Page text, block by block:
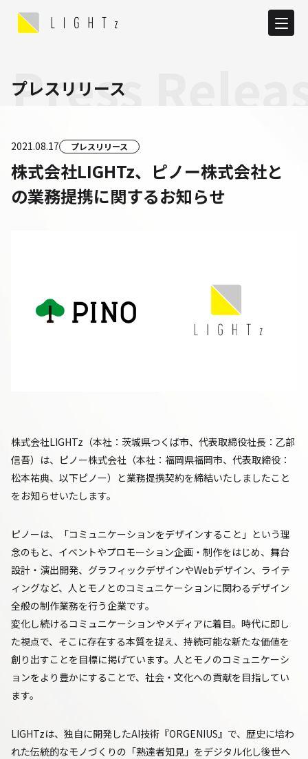
プレスリリース
Press
2021.08.17 プレスリリース
株式会社LIGHTz、ピノー株式会社と
の業務提携に関するお知らせ
株式会社LIGHTz（本社：茨城県つくば市、代表取締役社長：乙部
信吾）は、ピノー株式会社（本社：福岡県福岡市、代表取締役：
松本祐典、以下ピノー）と業務提携契約を締結いたしましたこと
をお知らせいたします。
ピノーは、「コミュニケーションをデザインすること」という理
念のもと、イベントやプロモーション企画・制作をはじめ、舞台
設計・演出開発、グラフィックデザインやWebデザイン、ライテ
ィングなど、人とモノとのコミュニケーションに関わるデザイン
全般の制作業務を行う企業です。
変化し続けるコミュニケーションやメディアに着目。時代に即し
た視点で、そこに存在する本質を捉え、持続可能な新たな価値を
創り出すことを目標に掲げています。⼈とモノのコミュニケーシ
ョンをより豊かにすることで、社会・⽂化への貢献を目指してい
ます。
LIGHTzは、独自に開発したAI技術『ORGENIUS』で、歴史に培わ
れた伝統的なモノづくりの「熟達者知見」をデジタル化し後世へ